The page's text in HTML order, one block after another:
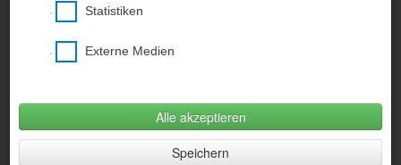
verwenden, ein Smartphone wird nicht
Fotogalerie»Ein Tag für die Verkehrserziehung
Statistiken
Externe Medien
Alle akzeptieren
Speichern